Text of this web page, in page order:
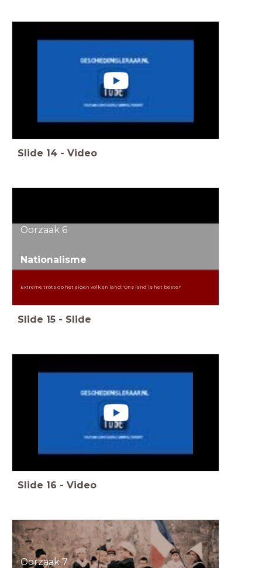
Slide 14 - Video
Oorzaak 6
Nationalisme
Extreme trots op het eigen volk en land: 'Ons land is het beste!'
Slide 15 - Slide
Slide 16 - Video
Oorzaak 7